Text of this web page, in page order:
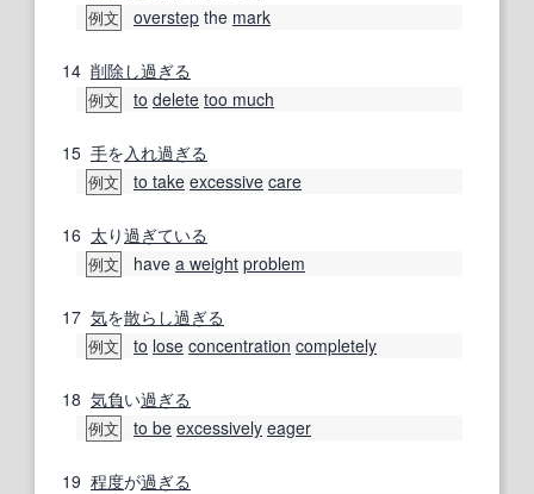
例文 overstep the mark
14 削除 し過ぎる
例文 to delete too much
15 手を 入れ過ぎる
例文 to take excessive care
16 太 り過ぎている
例文 have a weight problem
17 気を散らし過ぎる
例文 to lose concentration completely
18 気負い過ぎる
例文 to be excessively eager
19 程度が過ぎる